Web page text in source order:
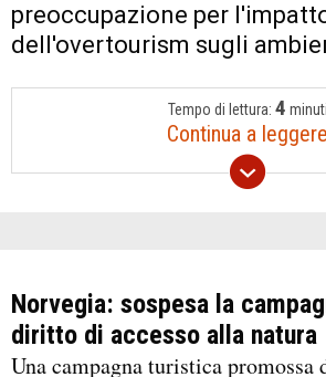
preoccupazione per
dell'overtourism sugli
Tempo di lettura: 4 minuti
Continua a leggere
Norvegia: sospesa la
diritto di accesso alla natura
Una campagna turistica promossa